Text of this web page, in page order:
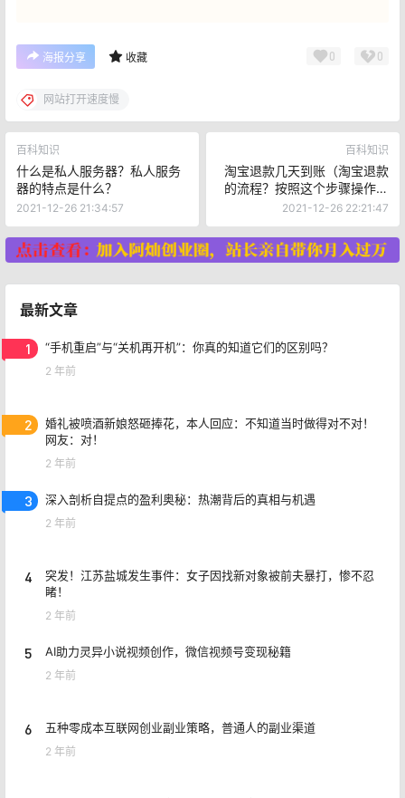
海报分享 收藏 0 0
网站打开速度慢
百科知识
什么是私人服务器？私人服务
器的特点是什么？
2021-12-26 21:34:57
百科知识
淘宝退款几天到账（淘宝退款
的流程？按照这个步骤操作，
即可轻松搞定）
2021-12-26 22:21:47
最新文章
1 “手机重启”与“关机再开机”：你真的知道它们的区别吗？
2 年前
2
婚礼被喷酒新娘怒砸捧花，本人回应：不知道当时做得对不对！
网友：对！
2 年前
3 深入剖析自提点的盈利奥秘：热潮背后的真相与机遇
2 年前
4
突发！江苏盐城发生事件：女子因找新对象被前夫暴打，惨不忍
睹！
2 年前
5 AI助力灵异小说视频创作，微信视频号变现秘籍
2 年前
6 五种零成本互联网创业副业策略，普通人的副业渠道
2 年前